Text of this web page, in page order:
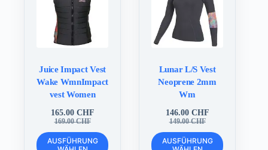
Produktseite
gewählt
werden
Produktseite
gewählt
werden
Juice Impact Vest
Wake WmnImpact
vest Women
169.00CHF
Ursprünglicher
Preis
war:
165.00 CHF
Aktueller
Preis
ist:
AUSFÜHRUNG
Dieses
Produkt
Lunar L/S Vest
Neoprene 2mm
Wm
149.00CHF
Ursprünglicher
Preis
war:
146.00 CHF
Aktueller
Preis
ist:
AUSFÜHRUNG
Dieses
Produkt